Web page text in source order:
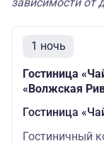
зависимости от
1 ночь
Гостиница
«Волжская
Гостиница
Гостиничный